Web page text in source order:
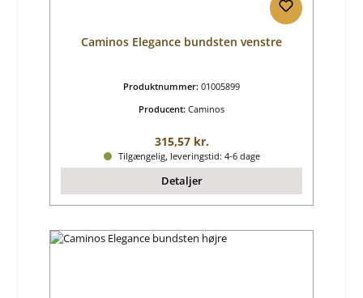
Caminos Elegance bundsten venstre
Produktnummer: 01005899
Producent: Caminos
Almindelig pris:
315,57 kr.
Tilgængelig, leveringstid: 4-6 dage
Detaljer